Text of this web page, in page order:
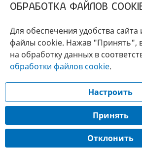
БРЕНД
ГОДА 2017 - 2019
© 2017 - 2026 «Альфа-вет»
Разработка сайта —
Информация, представленная на сайте, носит
является публичной офертой.
ОБРАБОТКА ФАЙЛОВ
Для обеспечения удобства сайта
файлы cookie. Нажав "Принять",
на обработку данных в
обработки файлов cookie.
Настроить
Принять
Отклонить